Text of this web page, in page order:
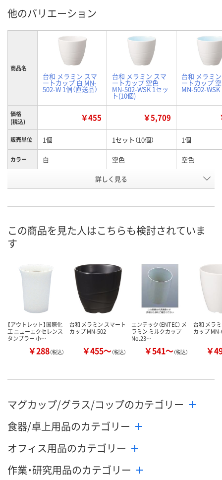
他のバリエーション
商品名
台和 メラミン スマ
ートカップ 白 MN-
502-W 1個（直送品）
台和 メラミン スマ
ートカップ 空色
MN-502-WSK 1セッ
ト(10個)
台和 メラミ
ートカップ
MN-502-WSK
価格
(税込)
￥455 ￥5,709
販売単位 1個 1セット（10個） 1個
カラー 白 空色 空色
P673539 EJ36686
カゴへ カゴへ カ
詳しく見る
この商品を見た人はこちらも検討されていま
す
【アウトレット】国際化
工 ニューエクセレンス
タンブラー 小…
￥288（税込）
台和 メラミン スマート
カップ MN-502
￥455～（税込）
エンテック（ENTEC） メ
ラミン ミルクカップ
No.23…
￥541～（税込）
台和 メラ
カップ
￥
マグカップ/グラス/コップのカテゴリー
食器/卓上用品のカテゴリー
オフィス用品のカテゴリー
作業・研究用品のカテゴリー